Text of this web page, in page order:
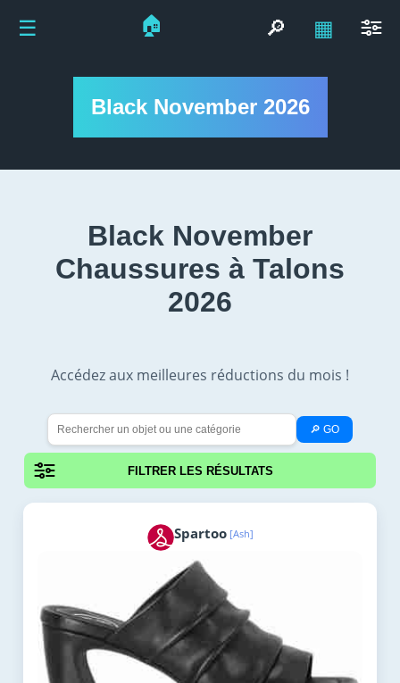
Black November 2026
Black November
Chaussures à Talons
2026
Accédez aux meilleures réductions du mois !
🔎 GO
☰ 🏠 🔎 ▦
FILTRER LES RÉSULTATS
Spartoo [Ash]